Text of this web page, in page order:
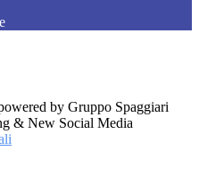
by Gruppo Spaggiari
& New Social Media